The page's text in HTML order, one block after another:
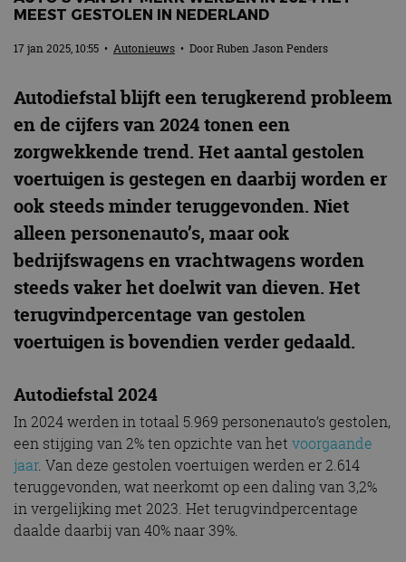
MotorRAI.nl
MEEST GESTOLEN IN NEDERLAND
17 jan 2025, 10:55 • Autonieuws • DoorRuben Jason Penders
Autodiefstal blijft een terugkerend probleem
en de cijfers van 2024 tonen een
zorgwekkende trend. Het aantal gestolen
voertuigen is gestegen en daarbij worden er
ook steeds minder teruggevonden. Niet
alleen personenauto’s, maar ook
bedrijfswagens en vrachtwagens worden
steeds vaker het doelwit van dieven. Het
terugvindpercentage van gestolen
voertuigen is bovendien verder gedaald.
Autodiefstal 2024
In 2024 werden in totaal 5.969 personenauto’s gestolen,
een stijging van 2% ten opzichte van het voorgaande
jaar. Van deze gestolen voertuigen werden er 2.614
teruggevonden, wat neerkomt op een daling van 3,2%
in vergelijking met 2023. Het terugvindpercentage
daalde daarbij van 40% naar 39%.